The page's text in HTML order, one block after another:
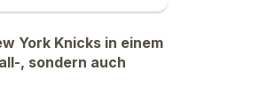
York Knicks in einem
, sondern auch